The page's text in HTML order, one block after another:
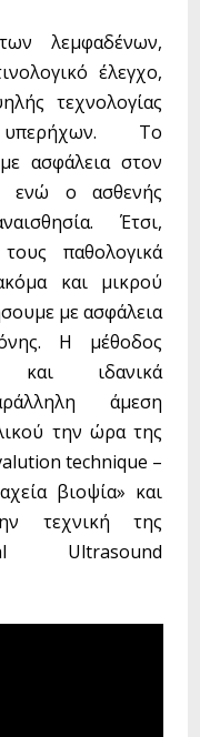
λεμφαδένων,
έλεγχο,
τεχνολογίας
Το
ασφάλεια στον
ενώ ο ασθενής
Έτσι,
παθολογικά
και μικρού
με ασφάλεια
Η μέθοδος
και ιδανικά
άμεση
την ώρα της
technique –
βιοψία» και
τεχνική της
Ultrasound